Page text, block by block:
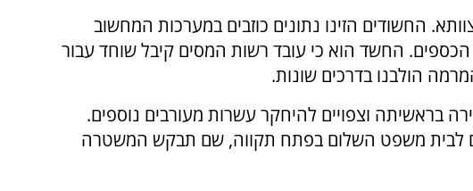
החשודים הזינו נתונים כוזבים במערכות המחשוב
החשד הוא כי עובד רשות המסים קיבל שוחד עבור
הולבנו בדרכים שונות.
כי החקירה בראשיתה וצפויים להיחקר עשרות מעורבים נוספים.
לבית משפט השלום בפתח תקווה, שם תבקש המשטרה